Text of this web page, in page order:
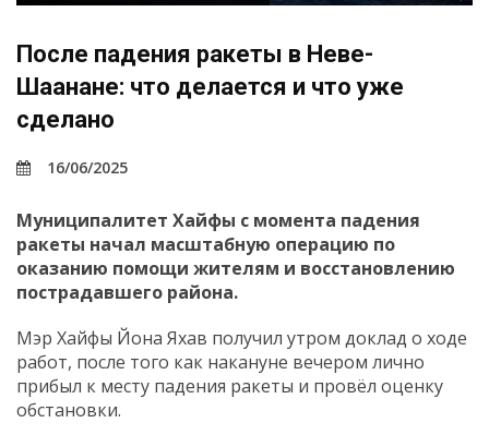
После падения ракеты в Неве-
Шаанане: что делается и что уже
сделано
16/06/2025
Муниципалитет Хайфы с момента падения
ракеты начал масштабную операцию по
оказанию помощи жителям и восстановлению
пострадавшего района.
Мэр Хайфы Йона Яхав получил утром доклад о ходе
работ, после того как накануне вечером лично
прибыл к месту падения ракеты и провёл оценку
обстановки.